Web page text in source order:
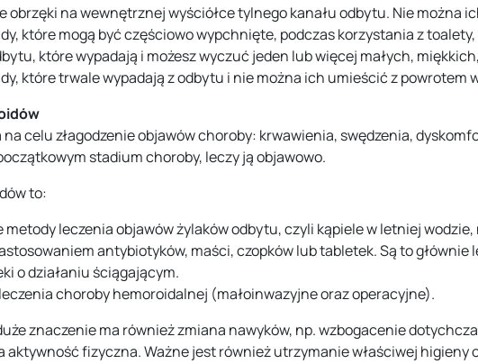
obrzęki na wewnętrznej wyściółce tylnego kanału odbytu. Nie można
które mogą być częściowo wypchnięte, podczas korzystania z toalety,
które wypadają i możesz wyczuć jeden lub więcej małych,
które trwale wypadają z odbytu i nie można ich umieścić z powrotem
celu złagodzenie objawów choroby: krwawienia, swędzenia,
stadium choroby, leczy ją objawowo.
to:
leczenia objawów żylaków odbytu, czyli kąpiele w letniej wodzie,
antybiotyków, maści, czopków lub tabletek. Są to głównie
o działaniu ściągającym.
choroby hemoroidalnej (małoinwazyjne oraz operacyjne).
znaczenie ma również zmiana nawyków, np. wzbogacenie
aktywność fizyczna. Ważne jest również utrzymanie właściwej higieny